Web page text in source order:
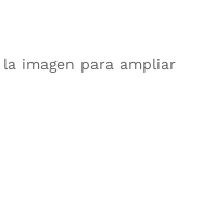
la imagen para ampliar